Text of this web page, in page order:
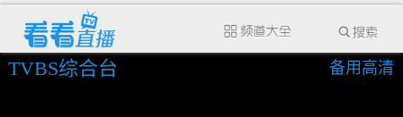
TVBS综合台 备用高清